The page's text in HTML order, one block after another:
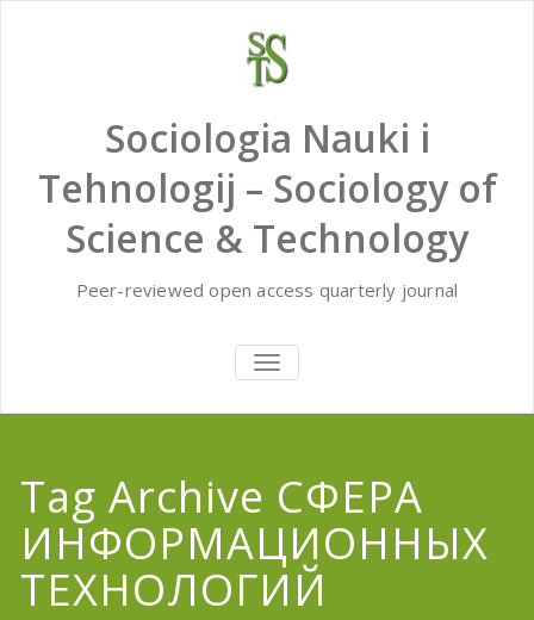
Sociologia Nauki i
Tehnologij – Sociology of
Science & Technology
Peer-reviewed open access quarterly journal
TOGGLE
NAVIGATION
Tag Archive СФЕРА
ИНФОРМАЦИОННЫХ
ТЕХНОЛОГИЙ